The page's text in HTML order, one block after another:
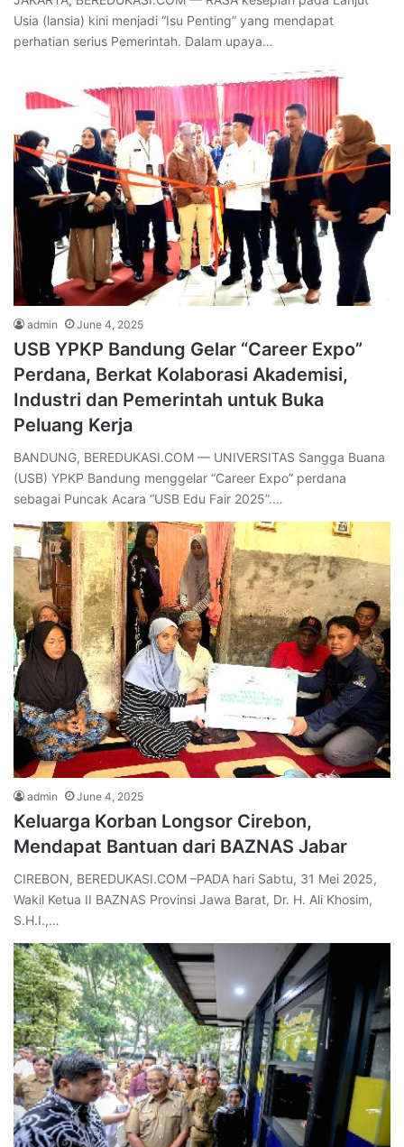
Usia (lansia) kini menjadi “Isu Penting” yang mendapat
perhatian serius Pemerintah. Dalam upaya…
admin June 4, 2025
USB YPKP Bandung Gelar “Career Expo”
Perdana, Berkat Kolaborasi Akademisi,
Industri dan Pemerintah untuk Buka
Peluang Kerja
BANDUNG, BEREDUKASI.COM — UNIVERSITAS Sangga Buana
(USB) YPKP Bandung menggelar “Career Expo” perdana
sebagai Puncak Acara “USB Edu Fair 2025”.…
admin June 4, 2025
Keluarga Korban Longsor Cirebon,
Mendapat Bantuan dari BAZNAS Jabar
CIREBON, BEREDUKASI.COM –PADA hari Sabtu, 31 Mei 2025,
Wakil Ketua II BAZNAS Provinsi Jawa Barat, Dr. H. Ali Khosim,
S.H.I.,…